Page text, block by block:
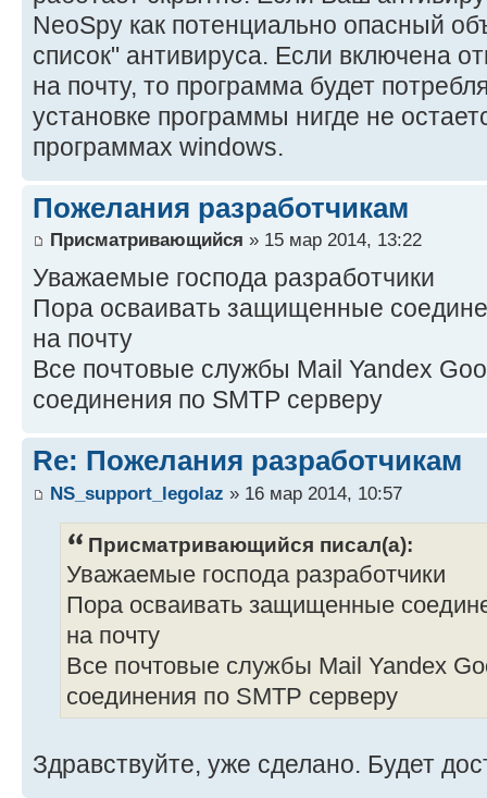
NeoSpy как потенциально опасный
список" антивируса. Если включена
на почту, то программа будет
установке программы нигде не
программах windows.
Пожелания разработчикам
Присматривающийся » 15 мар 2014, 13:22
Уважаемые господа разработчики
Пора осваивать защищенные
на почту
Все почтовые службы Mail Yandex
соединения по SMTP серверу
Re: Пожелания разработчикам
NS_support_legolaz » 16 мар 2014, 10:57
Присматривающийся писал(а):
Уважаемые господа разработчики
Пора осваивать защищенные
на почту
Все почтовые службы Mail Yandex
соединения по SMTP серверу
Здравствуйте, уже сделано. Будет